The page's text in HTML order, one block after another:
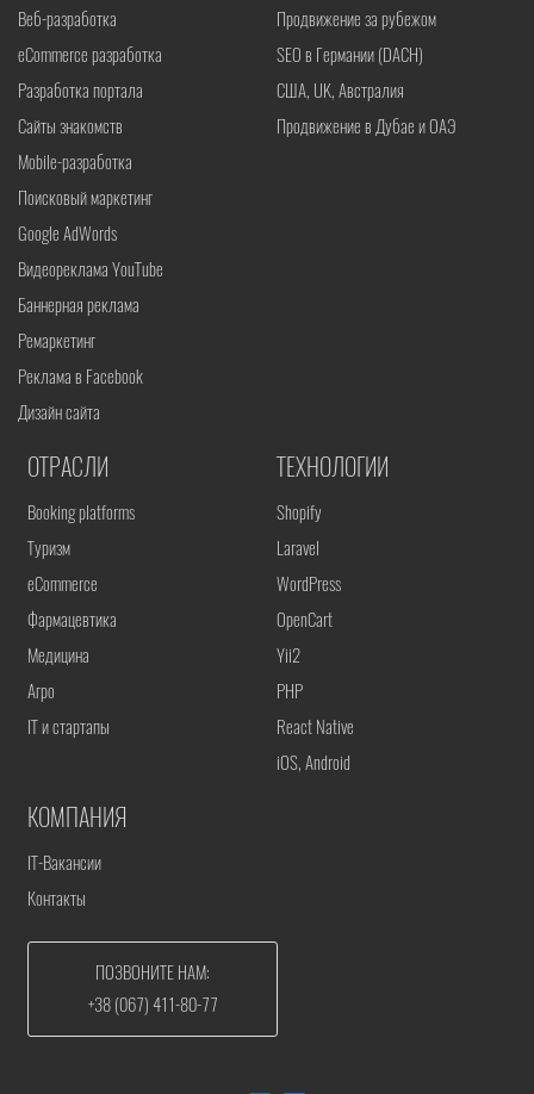
Веб-разработка
eCommerce разработка
Разработка портала
Сайты знакомств
Mobile-разработка
Поисковый маркетинг
Google AdWords
Видеореклама YouTube
Баннерная реклама
Ремаркетинг
Реклама в Facebook
Дизайн сайта
Продвижение за рубежом
SEO в Германии (DACH)
США, UK, Австралия
Продвижение в Дубае и ОАЭ
ОТРАСЛИ
Booking platforms
Туризм
eCommerce
Фармацевтика
Медицина
Агро
IT и стартапы
ТЕХНОЛОГИИ
Shopify
Laravel
WordPress
OpenCart
Yii2
PHP
React Native
iOS, Android
КОМПАНИЯ
IT-Вакансии
Контакты
ПОЗВОНИТЕ НАМ:
+38 (067) 411-80-77